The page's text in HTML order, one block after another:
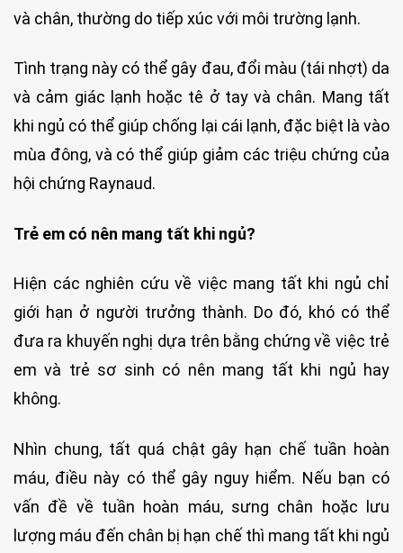
và chân, thường do tiếp xúc với môi trường lạnh.
Tình trạng này có thể gây đau, đổi màu (tái nhợt) da
và cảm giác lạnh hoặc tê ở tay và chân. Mang tất
khi ngủ có thể giúp chống lại cái lạnh, đặc biệt là vào
mùa đông, và có thể giúp giảm các triệu chứng của
hội chứng Raynaud.
Trẻ em có nên mang tất khi ngủ?
Hiện các nghiên cứu về việc mang tất khi ngủ chỉ
giới hạn ở người trưởng thành. Do đó, khó có thể
đưa ra khuyến nghị dựa trên bằng chứng về việc trẻ
em và trẻ sơ sinh có nên mang tất khi ngủ hay
không.
Nhìn chung, tất quá chật gây hạn chế tuần hoàn
máu, điều này có thể gây nguy hiểm. Nếu bạn có
vấn đề về tuần hoàn máu, sưng chân hoặc lưu
lượng máu đến chân bị hạn chế thì mang tất khi ngủ